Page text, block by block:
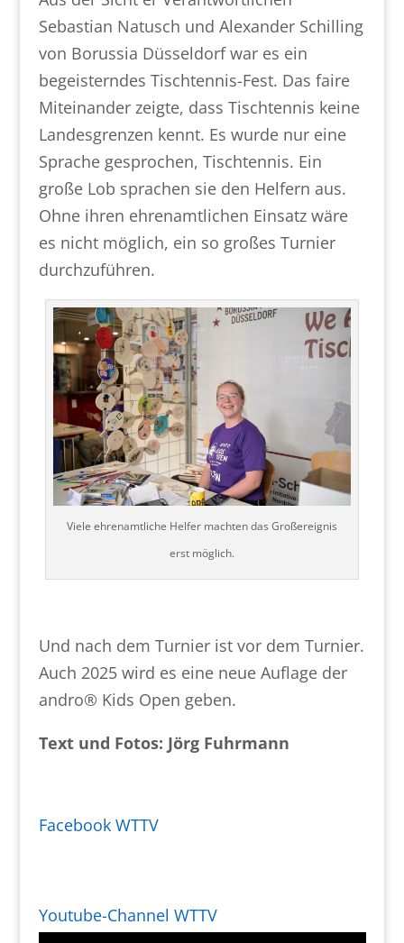
Sebastian Natusch und Alexander Schilling
von Borussia Düsseldorf war es ein
begeisterndes Tischtennis-Fest. Das faire
Miteinander zeigte, dass Tischtennis keine
Landesgrenzen kennt. Es wurde nur eine
Sprache gesprochen, Tischtennis. Ein
große Lob sprachen sie den Helfern aus.
Ohne ihren ehrenamtlichen Einsatz wäre
es nicht möglich, ein so großes Turnier
durchzuführen.
Viele ehrenamtliche Helfer machten das Großereignis
erst möglich.
Und nach dem Turnier ist vor dem Turnier.
Auch 2025 wird es eine neue Auflage der
andro® Kids Open geben.
Text und Fotos: Jörg Fuhrmann
Facebook WTTV
Youtube-Channel WTTV